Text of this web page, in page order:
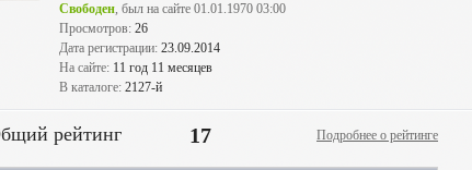
Свободен, был на сайте 01.01.1970 03:00
Просмотров: 26
Дата регистрации: 23.09.2014
На сайте: 11 год 11 месяцев
В каталоге: 2127-й
рейтинг 17 Подробнее о рейтинге